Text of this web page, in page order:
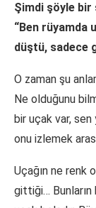
Şimdi şöyle bir
“Ben rüyamda
düştü, sadece
O zaman şu
Ne olduğunu
bir uçak var,
onu izlemek
Uçağın ne renk
gittiği… Bunların